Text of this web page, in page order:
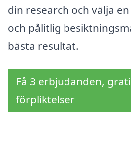
din research och välja
och pålitlig
bästa resultat.
Få 3 erbjudanden,
förpliktelser